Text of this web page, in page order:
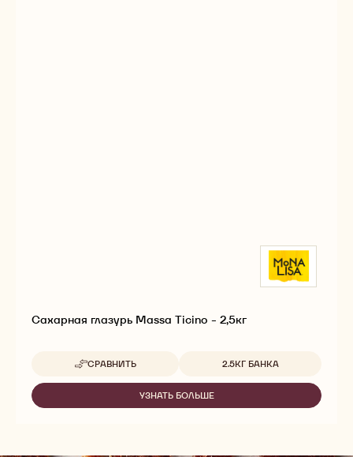
Сахарная глазурь Massa Ticino - 2,5кг
СРАВНИТЬ
-
САХАРНАЯ
ГЛАЗУРЬ
MASSA
Доступные размеры
2.5КГ БАНКА
УЗНАТЬ БОЛЬШЕ
-